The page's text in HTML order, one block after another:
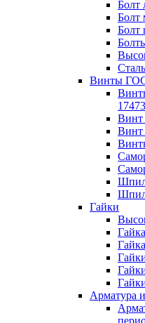
Болт
Болт
Болт
Винты
Винт
Винт
Гайки
Арматура